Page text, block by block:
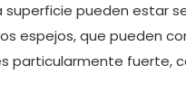
superficie pueden estar
espejos, que pueden
particularmente fuerte,